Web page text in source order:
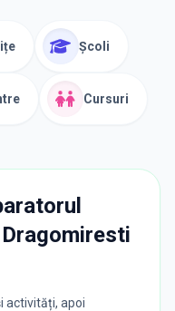
Școli
Cursuri
Dragomiresti
activități, apoi